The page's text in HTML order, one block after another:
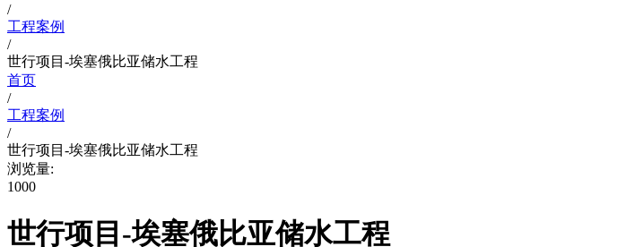
/
工程案例
/
世行项目-埃塞俄比亚储水工程
首页
/
工程案例
/
世行项目-埃塞俄比亚储水工程
浏览量:
1000
世行项目-埃塞俄比亚储水工程